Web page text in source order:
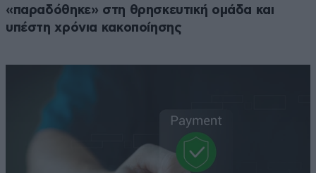
«παραδόθηκε» στη θρησκευτική ομάδα και
υπέστη χρόνια κακοποίησης